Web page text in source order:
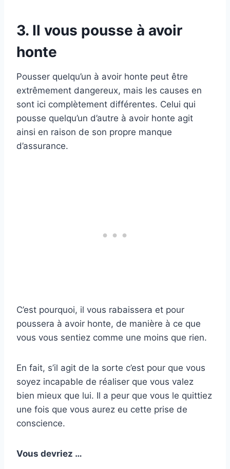
3. Il vous pousse à avoir
honte
Pousser quelqu’un à avoir honte peut être
extrêmement dangereux, mais les causes en
sont ici complètement différentes. Celui qui
pousse quelqu’un d’autre à avoir honte agit
ainsi en raison de son propre manque
d’assurance.
C’est pourquoi, il vous rabaissera et pour
poussera à avoir honte, de manière à ce que
vous vous sentiez comme une moins que rien.
En fait, s’il agit de la sorte c’est pour que vous
soyez incapable de réaliser que vous valez
bien mieux que lui. Il a peur que vous le quittiez
une fois que vous aurez eu cette prise de
conscience.
Vous devriez …